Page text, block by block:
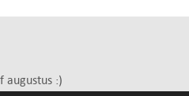
augustus :)